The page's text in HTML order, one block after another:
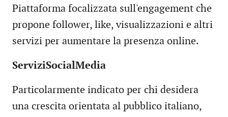
Piattaforma focalizzata sull'engagement che
propone follower, like, visualizzazioni e altri
servizi per aumentare la presenza online.
ServiziSocialMedia
Particolarmente indicato per chi desidera
una crescita orientata al pubblico italiano,